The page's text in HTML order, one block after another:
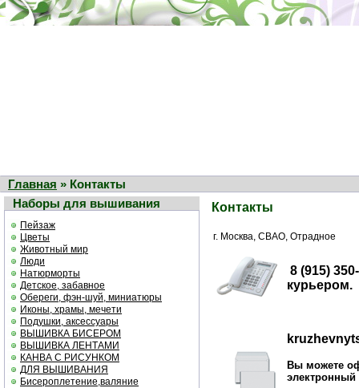
Главная » Контакты
Наборы для вышивания
Пейзаж
Цветы
Животный мир
Люди
Натюрморты
Детское, забавное
Обереги, фэн-шуй, миниатюры
Иконы, храмы, мечети
Подушки, аксессуары
ВЫШИВКА БИСЕРОМ
ВЫШИВКА ЛЕНТАМИ
КАНВА С РИСУНКОМ
ДЛЯ ВЫШИВАНИЯ
Бисероплетение,валяние
Контакты
г. Москва, СВАО, Отрадное
8 (915)
курьером.
Вы можете
электронный